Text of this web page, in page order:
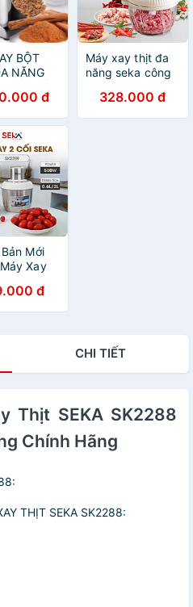
BỘT
NĂNG
MINH
ĐỘ
đ
Máy xay thịt đa
năng seka công
tích 2l, cối thủy
tinh, xay thịt, xay
328.000 đ
Mới
Xay
Cối
đ
CHI TIẾT
Thịt SEKA SK2288
Chính Hãng
THỊT SEKA SK2288: